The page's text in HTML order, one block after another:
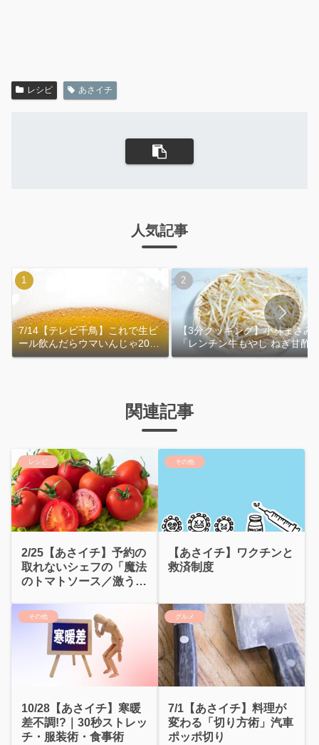
レシピ あさイチ
人気記事
7/14【テレビ千鳥】これで生ビ
ール飲んだらウマいんじゃ2026
｜おおよその作り方
【3分クッキング】小林まさみ
「レンチン牛もやし ねぎ甘酢
れ」作り方
関連記事
レシピ
2/25【あさイチ】予約の
取れないシェフの「魔法
のトマトソース／激うま
その他
【あさイチ】ワクチンと
救済制度
その他
10/28【あさイチ】寒暖
差不調!?｜30秒ストレッ
チ・服装術・食事術
グルメ
7/1【あさイチ】料理が
変わる「切り方術」汽車
ポッポ切り